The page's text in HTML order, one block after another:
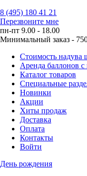
8 (495) 180 41 21
Перезвоните мне
пн-пт 9.00 - 18.00
Минимальный заказ -
Стоимость надува
Аренда баллонов с
Каталог товаров
Специальные
Новинки
Акции
Хиты продаж
Доставка
Оплата
Контакты
Войти
День рождения